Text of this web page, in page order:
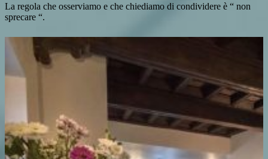
La regola che osserviamo e che chiediamo di condividere è “ non
sprecare “.